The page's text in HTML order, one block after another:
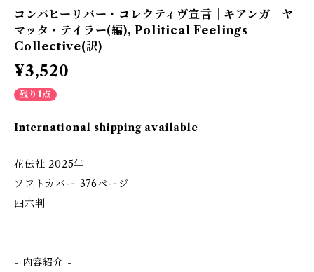
コンバヒーリバー・コレクティヴ宣言｜キアンガ＝ヤ
マッタ・テイラー(編), Political Feelings
Collective(訳)
¥3,520
残り1点
International shipping available
花伝社 2025年
ソフトカバー 376ページ
四六判
- 内容紹介 -